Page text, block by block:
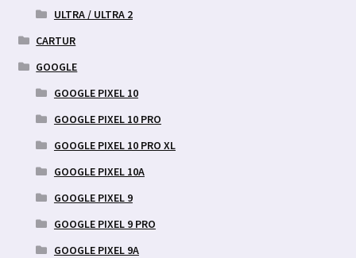
ULTRA / ULTRA 2
CARTUR
GOOGLE
GOOGLE PIXEL 10
GOOGLE PIXEL 10 PRO
GOOGLE PIXEL 10 PRO XL
GOOGLE PIXEL 10A
GOOGLE PIXEL 9
GOOGLE PIXEL 9 PRO
GOOGLE PIXEL 9A